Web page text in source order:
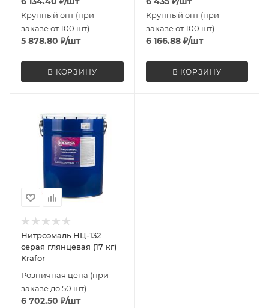
Крупный опт (при
заказе от 100 шт)
5 878.80 ₽/шт
В КОРЗИНУ
Крупный опт (при
заказе от 100 шт)
6 166.88₽/шт
В КОРЗИНУ
Нитроэмаль НЦ-132
серая глянцевая (17 кг)
Krafor
Розничная цена (при
заказе до 50 шт)
6 702.50 ₽/шт